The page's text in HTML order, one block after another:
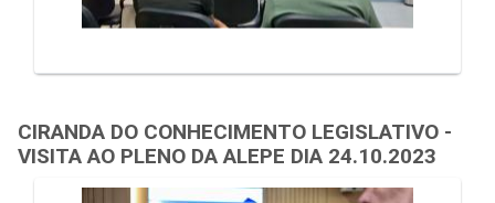
CIRANDA DO CONHECIMENTO LEGISLATIVO -
VISITA AO PLENO DA ALEPE DIA 24.10.2023
Galeria de Mídias